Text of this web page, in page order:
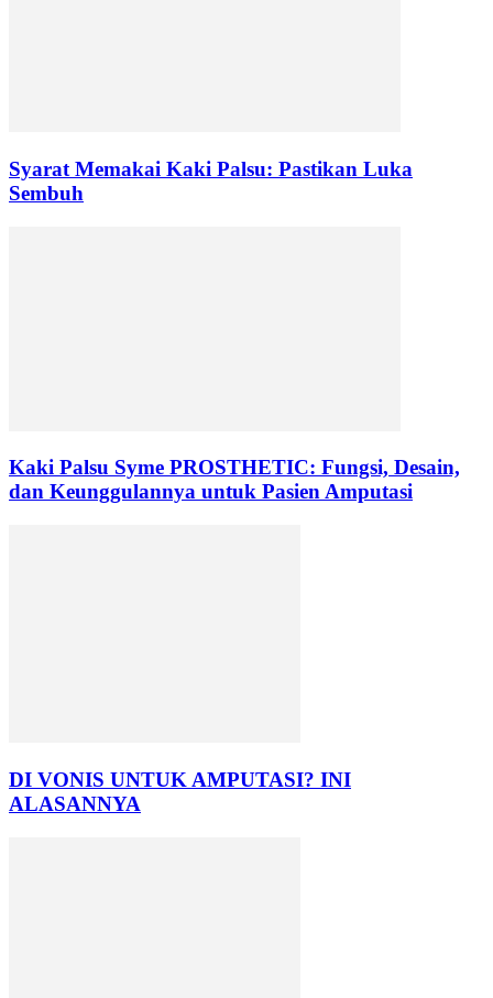
Syarat Memakai Kaki Palsu: Pastikan Luka
Sembuh
Kaki Palsu Syme PROSTHETIC: Fungsi, Desain,
dan Keunggulannya untuk Pasien Amputasi
DI VONIS UNTUK AMPUTASI? INI
ALASANNYA